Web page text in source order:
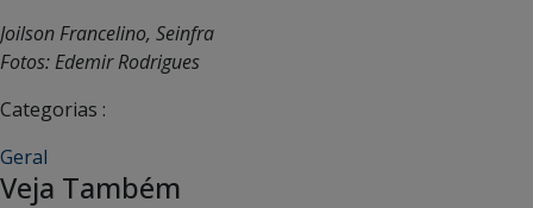
Joilson Francelino, Seinfra
Fotos: Edemir Rodrigues
Categorias :
Geral
Veja Também